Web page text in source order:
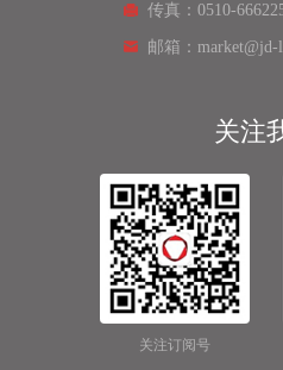
传真：0510-
邮箱：market@jd-
关注
关注订阅号